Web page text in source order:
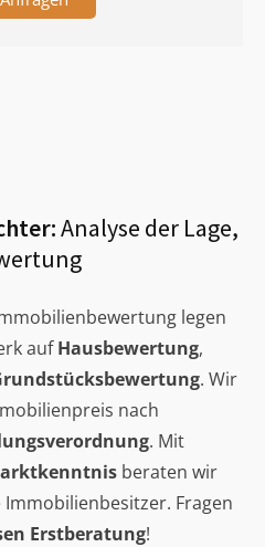
Analyse der Lage,
legen
aufHausbewertung,
. Wir
nach
. Mit
beraten wir
Fragen
Erstberatung!